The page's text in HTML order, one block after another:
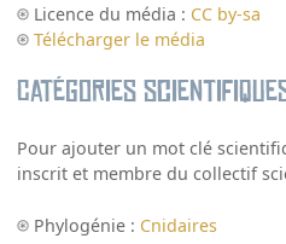
Licence du média : CC by-sa
Télécharger le média
Catégories
Pour ajouter un mot clé
inscrit et membre du collectif
Phylogénie : Cnidaires